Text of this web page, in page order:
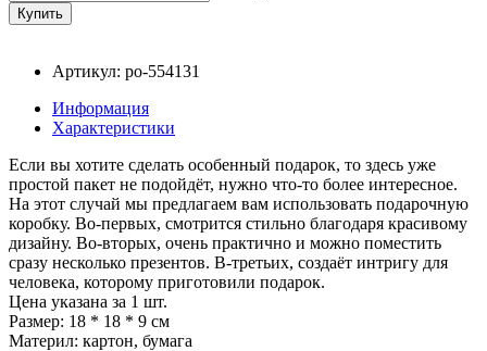
Артикул: po-554131
Информация
Характеристики
Если вы хотите сделать особенный подарок, то здесь уже
простой пакет не подойдёт, нужно что-то более интересное.
На этот случай мы предлагаем вам использовать подарочную
коробку. Во-первых, смотрится стильно благодаря красивому
дизайну. Во-вторых, очень практично и можно поместить
сразу несколько презентов. В-третьих, создаёт интригу для
человека, которому приготовили подарок.
Цена указана за 1 шт.
Размер: 18 * 18 * 9 см
Материл: картон, бумага